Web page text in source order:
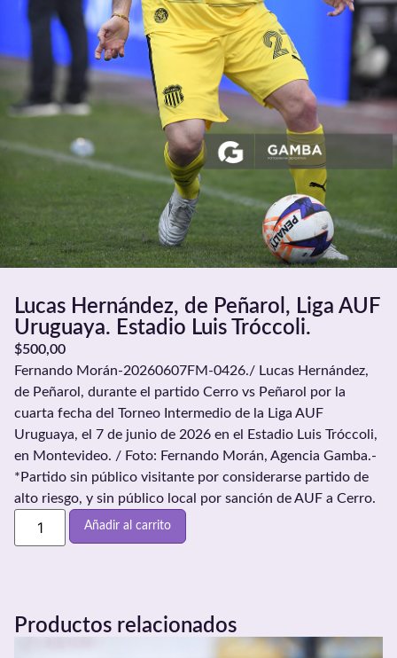
Lucas Hernández, de Peñarol, Liga AUF
Uruguaya. Estadio Luis Tróccoli.
$500,00
Fernando Morán-20260607FM-0426./ Lucas Hernández,
de Peñarol, durante el partido Cerro vs Peñarol por la
cuarta fecha del Torneo Intermedio de la Liga AUF
Uruguaya, el 7 de junio de 2026 en el Estadio Luis Tróccoli,
en Montevideo. / Foto: Fernando Morán, Agencia Gamba.-
*Partido sin público visitante por considerarse partido de
alto riesgo, y sin público local por sanción de AUF a Cerro.
Añadir al carrito
Productos relacionados